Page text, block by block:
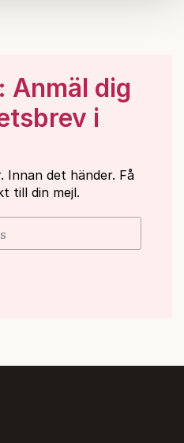
Anmäl dig
i
Innan det händer. Få
till din mejl.